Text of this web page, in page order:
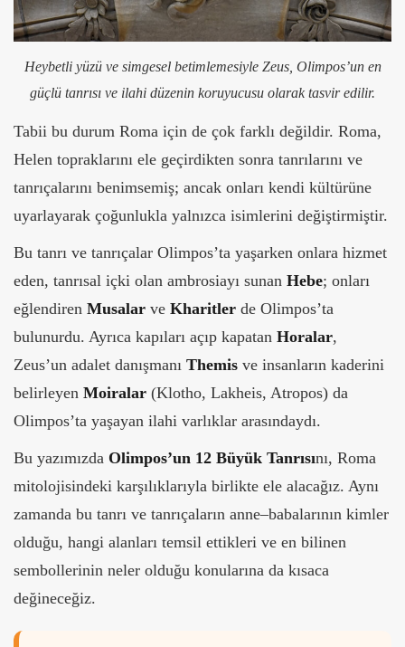
Heybetli yüzü ve simgesel betimlemesiyle Zeus, Olimpos’un en
güçlü tanrısı ve ilahi düzenin koruyucusu olarak tasvir edilir.
Tabii bu durum Roma için de çok farklı değildir. Roma,
Helen topraklarını ele geçirdikten sonra tanrılarını ve
tanrıçalarını benimsemiş; ancak onları kendi kültürüne
uyarlayarak çoğunlukla yalnızca isimlerini değiştirmiştir.
Bu tanrı ve tanrıçalar Olimpos’ta yaşarken onlara hizmet
eden, tanrısal içki olan ambrosiayı sunan Hebe; onları
eğlendiren Musalar ve Kharitler de Olimpos’ta
bulunurdu. Ayrıca kapıları açıp kapatan Horalar,
Zeus’un adalet danışmanı Themis ve insanların kaderini
belirleyen Moiralar (Klotho, Lakheis, Atropos) da
Olimpos’ta yaşayan ilahi varlıklar arasındaydı.
Bu yazımızda Olimpos’un 12 Büyük Tanrısını, Roma
mitolojisindeki karşılıklarıyla birlikte ele alacağız. Aynı
zamanda bu tanrı ve tanrıçaların anne–babalarının kimler
olduğu, hangi alanları temsil ettikleri ve en bilinen
sembollerinin neler olduğu konularına da kısaca
değineceğiz.